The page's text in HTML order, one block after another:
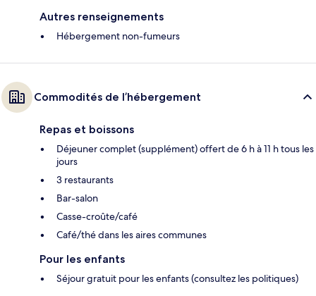
Autres renseignements
Hébergement non-fumeurs
Commodités de l’hébergement
Repas et boissons
Déjeuner complet (supplément) offert de 6 h à 11 h tous les
jours
3 restaurants
Bar-salon
Casse-croûte/café
Café/thé dans les aires communes
Pour les enfants
Séjour gratuit pour les enfants (consultez les politiques)